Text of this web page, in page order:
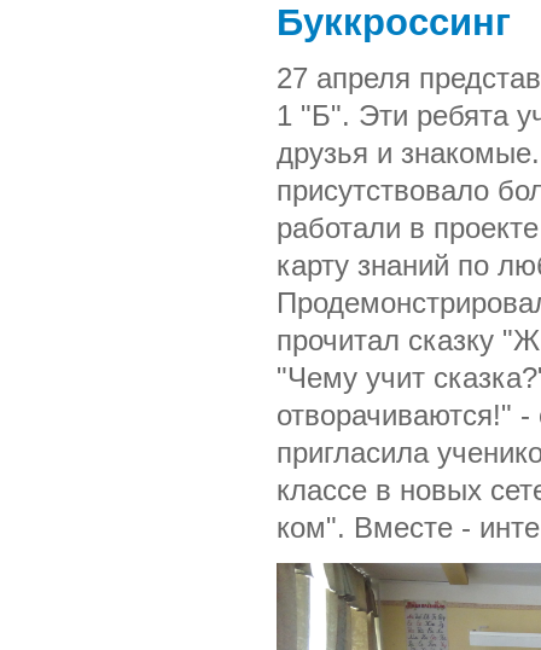
Буккроссинг
27 апреля
1 "Б". Эти ребята
друзья и
присутствовало
работали в
карту знаний по
прочитал сказку
"Чему учит
отворачиваются!"
пригласила
классе в новых
ком". Вместе -